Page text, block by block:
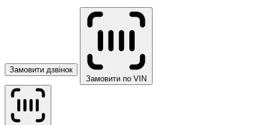
Замовити дзвінок
Замовити по VIN